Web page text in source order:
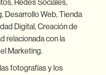
Redes Sociales,
Desarrollo Web, Tienda
Digital, Creación de
relacionada con la
Marketing.
fotografías y los